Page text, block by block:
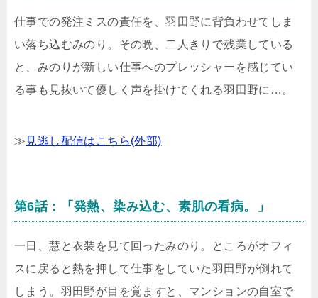
仕事での発注ミスの責任を、羽田野に背負わせてしま
い落ち込むみのり。その晩、二人きりで残業している
と、みのりが新しい仕事へのプレッシャーを感じてい
る事も見抜いて優しく声を掛けてくれる羽田野に…。
≫ 見逃し配信はこちら(外部)
第6話：「発熱、染み込む、素肌の看病。」
一日、慧と衣装を見て回ったみのり。ところがオフィ
スに戻ると熱を押して仕事をしていた羽田野が倒れて
しまう。羽田野が目を覚ますと、マンションの自室で